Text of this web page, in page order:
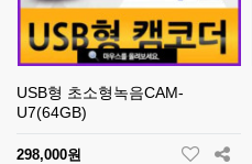
USB형 초소형녹음CAM-
U7(64GB)
298,000원